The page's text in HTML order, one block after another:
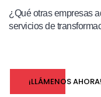
¿Qué otras empresas
servicios de
¡LLÁMENOS AHORA!